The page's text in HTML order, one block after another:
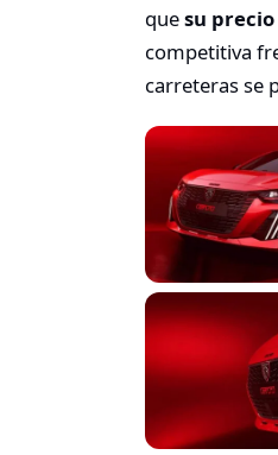
quesu
competitiva
carreteras se